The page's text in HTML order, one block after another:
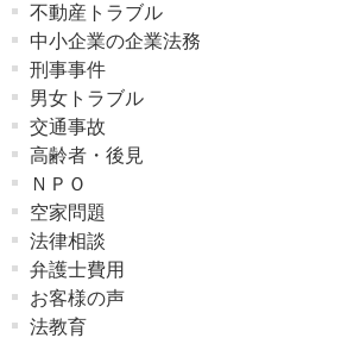
不動産トラブル
中小企業の企業法務
刑事事件
男女トラブル
交通事故
高齢者・後見
ＮＰＯ
空家問題
法律相談
弁護士費用
お客様の声
法教育